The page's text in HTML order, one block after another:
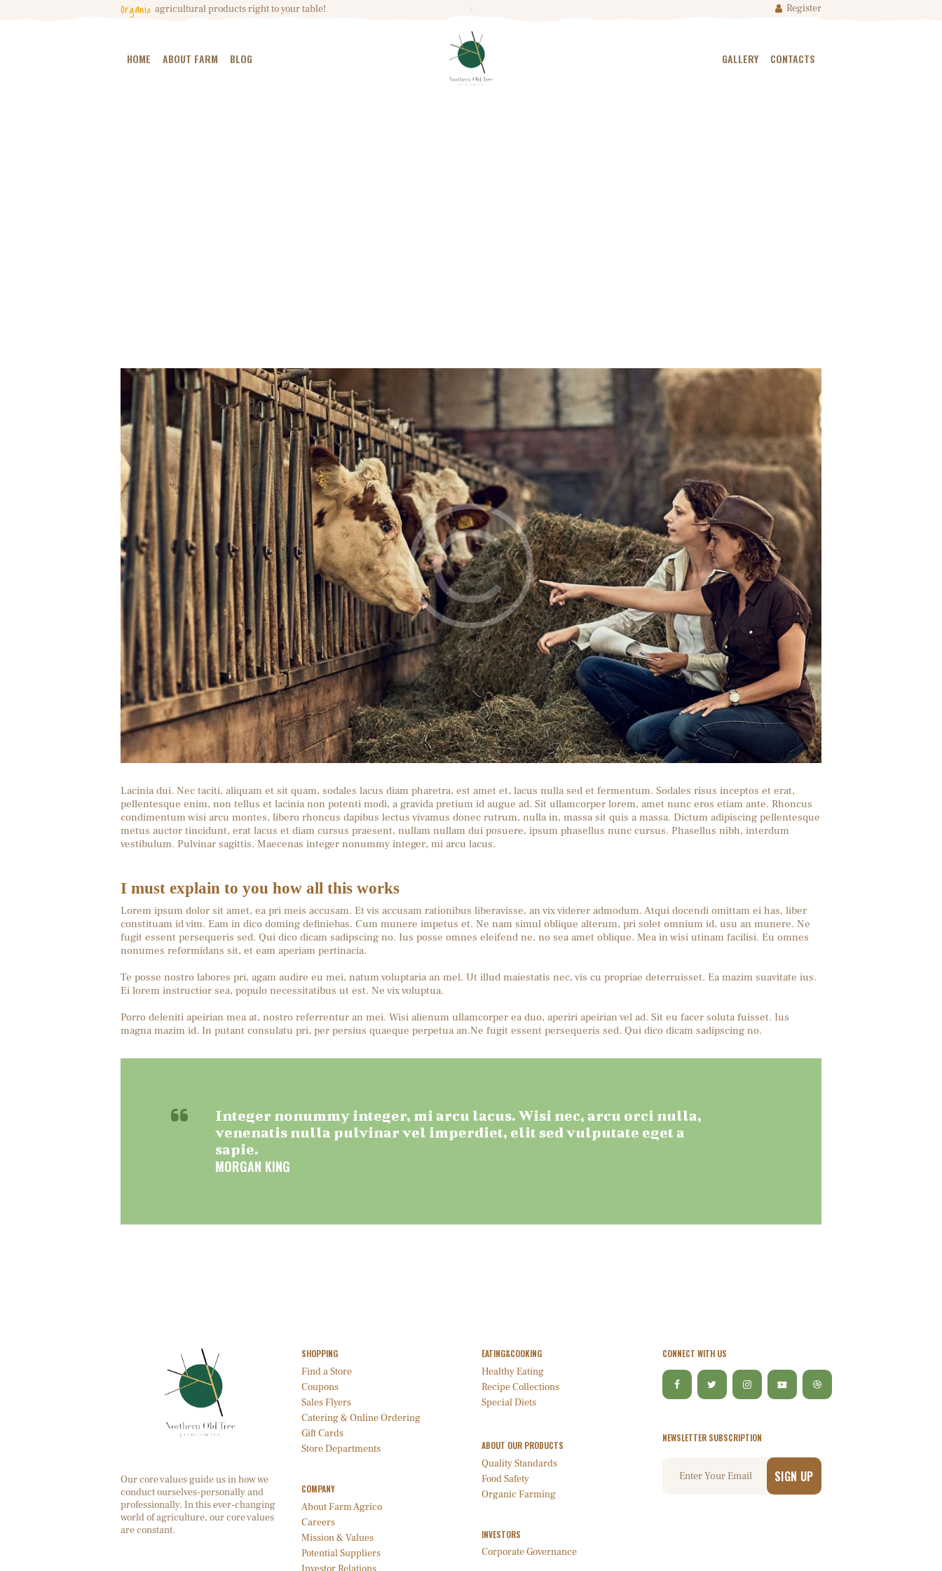
Organic agriculturalproducts right to your table! Register
HOME ABOUT FARM BLOG GALLERY CONTACTS
ABOUT FARM
Lacinia dui. Nec taciti, aliquam et sit quam, sodales lacus diam pharetra, est amet et, lacus nulla sed et fermentum. Sodales risus inceptos et erat,
pellentesque enim, non tellus et lacinia non potenti modi, a gravida pretium id augue ad. Sit ullamcorper lorem, amet nunc eros etiam ante. Rhoncus
condimentum wisi arcu montes, libero rhoncus dapibus lectus vivamus donec rutrum, nulla in, massa sit quis a massa. Dictum adipiscing pellentesque
metus auctor tincidunt, erat lacus et diam cursus praesent, nullam nullam dui posuere, ipsum phasellus nunc cursus. Phasellus nibh, interdum
vestibulum. Pulvinar sagittis. Maecenas integer nonummy integer, mi arcu lacus.
I must explain to you how all this works
Lorem ipsum dolor sit amet, ea pri meis accusam. Et vis accusam rationibus liberavisse, an vix viderer admodum. Atqui docendi omittam ei has, liber
constituam id vim. Eam in dico doming definiebas. Cum munere impetus et. Ne nam simul oblique alterum, pri solet omnium id, usu an munere. Ne
fugit essent persequeris sed. Qui dico dicam sadipscing no. Ius posse omnes eleifend ne, no sea amet oblique. Mea in wisi utinam facilisi. Eu omnes
nonumes reformidans sit, et eam aperiam pertinacia.
Te posse nostro labores pri, agam audire eu mei, natum voluptaria an mel. Ut illud maiestatis nec, vis cu propriae deterruisset. Ea mazim suavitate ius.
Ei lorem instructior sea, populo necessitatibus ut est. Ne vix voluptua.
Porro deleniti apeirian mea at, nostro referrentur an mei. Wisi alienum ullamcorper ea duo, aperiri apeirian vel ad. Sit eu facer soluta fuisset. Ius
magna mazim id. In putant consulatu pri, per persius quaeque perpetua an.Ne fugit essent persequeris sed. Qui dico dicam sadipscing no.
Integer nonummy integer, mi arcu lacus. Wisi nec, arcu orci nulla,
venenatis nulla pulvinar vel imperdiet, elit sed vulputate eget a
sapie.
MORGAN KING
Our core values guide us in how we
conduct ourselves-personally and
professionally. In this ever-changing
world of agriculture, our core values
are constant.
SHOPPING
Find a Store
Coupons
Sales Flyers
Catering & Online Ordering
Gift Cards
Store Departments
COMPANY
About Farm Agrico
Careers
Mission & Values
Potential Suppliers
EATING&COOKING
Healthy Eating
Recipe Collections
Special Diets
ABOUT OUR PRODUCTS
Quality Standards
Food Safety
Organic Farming
INVESTORS
Corporate Governance
CONNECT WITH US
NEWSLETTER SUBSCRIPTION